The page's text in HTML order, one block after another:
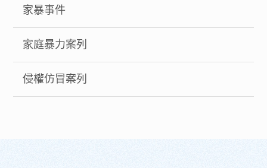
家暴事件
家庭暴力案列
侵權仿冒案列